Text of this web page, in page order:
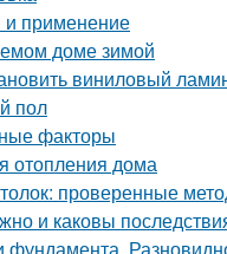
и применение
доме зимой
виниловый
пол
факторы
отопления дома
проверенные
и каковы